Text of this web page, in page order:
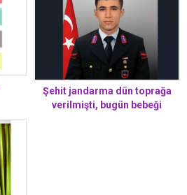
Şehit jandarma dün toprağa
verilmişti, bugün bebeği